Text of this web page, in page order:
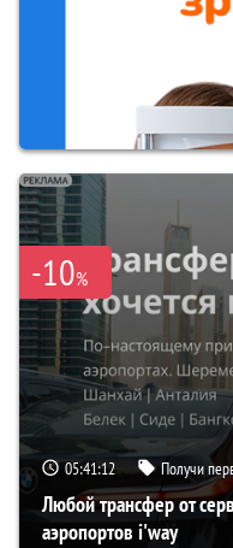
-10%
05:41:12 Получи
Любой трансфер от
аэропортов i'way